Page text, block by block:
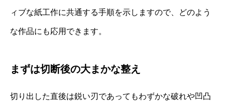
ィブな紙工作に共通する手順を示しますので、どのよう
な作品にも応用できます。
まずは切断後の大まかな整え
切り出した直後は鋭い刃であってもわずかな破れや凹凸